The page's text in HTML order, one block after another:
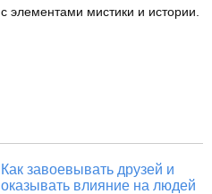
с элементами мистики и истории.
Как завоевывать друзей и
оказывать влияние на людей